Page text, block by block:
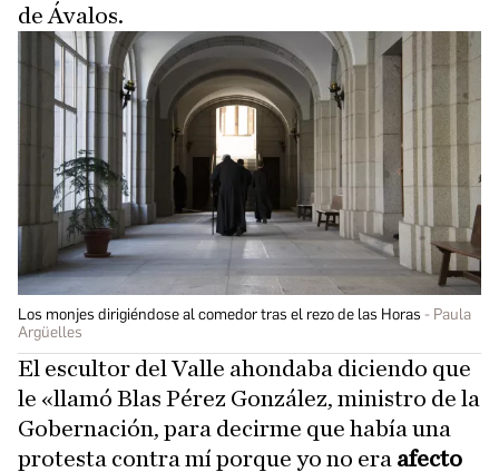
de Ávalos.
Los monjes dirigiéndose al comedor tras el rezo de las Horas
Paula
Argüelles
El escultor del Valle ahondaba diciendo que
le «llamó Blas Pérez González, ministro de la
Gobernación, para decirme que había una
protesta contra mí porque yo no era afecto